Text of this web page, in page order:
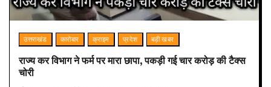
उत्तराखंड कारोबार क्राइम प्रदेश बड़ी खबर
राज्य कर विभाग ने फर्म पर मारा छापा, पकड़ी गई चार करोड़ की टैक्स
चोरी